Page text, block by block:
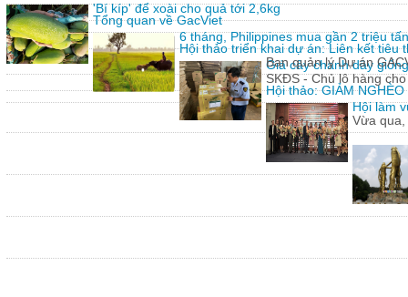
'Bí kíp' để xoài cho quả tới 2,6kg
6 tháng, Philippines mua gần 2 triệu
Giả cây chanh dây
SKĐS - Chủ lô hàng
Hội làm
Vừa qua,
Tổng quan về GacViet
Hội thảo triển khai dự án: Liên kết tiêu
Ban quản lý Dự án
Hội thảo: GIẢM